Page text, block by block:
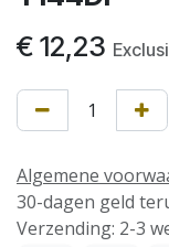
€ 12,23
Algemene
30-dagen geld
Verzending: 2-3